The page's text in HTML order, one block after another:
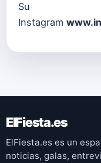
Su
Instagram
ElFiesta.es
ElFiesta.es es un
noticias, galas,